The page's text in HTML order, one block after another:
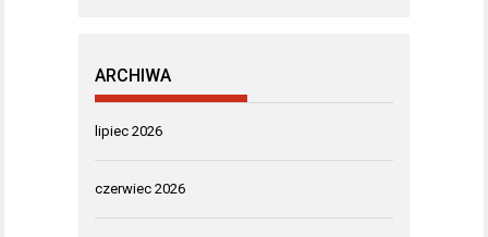
ARCHIWA
lipiec 2026
czerwiec 2026